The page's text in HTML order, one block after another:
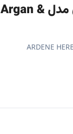
کرم مرطوب کننده آردن هرباسنس مدل Argan &
ARDENE